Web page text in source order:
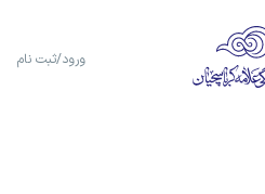
ورود/ثبت نام